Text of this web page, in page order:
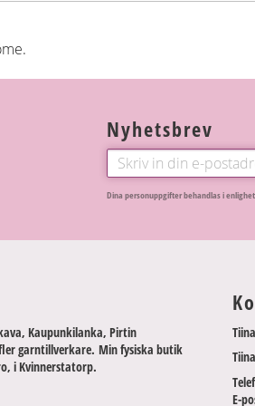
Nyhetsbrev
Dina personuppgifter behandlas i
Kaupunkilanka, Pirtin
garntillverkare. Min fysiska butik
i Kvinnerstatorp.
E-